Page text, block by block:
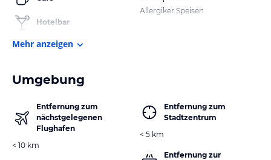
Hotelbar
Allergiker Speisen
Mehr anzeigen
Umgebung
Entfernung zum
nächstgelegenen
Flughafen
< 10 km
Entfernung zum
Stadtzentrum
< 5 km
Entfernung zur